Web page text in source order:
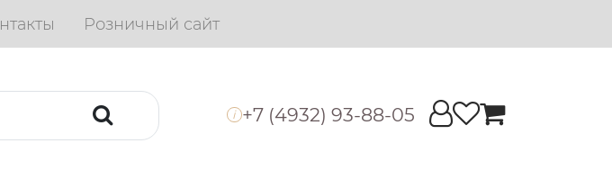
Розничный сайт
i +7 (4932) 93-88-05